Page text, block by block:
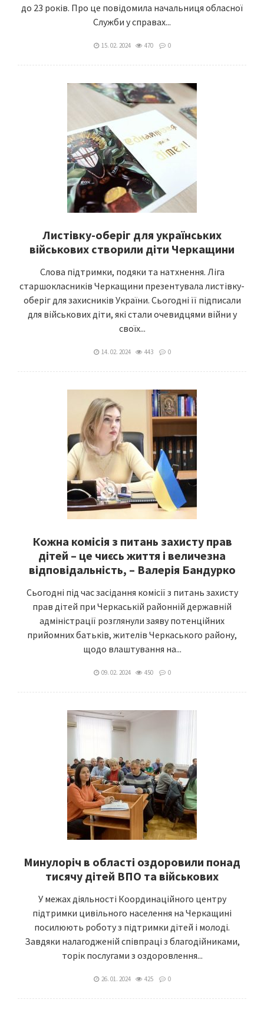
до 23 років. Про це повідомила начальниця обласної
Служби у справах...
15. 02. 2024 470 0
Листівку-оберіг для українських
військових створили діти Черкащини
Слова підтримки, подяки та натхнення. Ліга
старшокласників Черкащини презентувала листівку-
оберіг для захисників України. Сьогодні її підписали
для військових діти, які стали очевидцями війни у
своїх...
14. 02. 2024 443 0
Кожна комісія з питань захисту прав
дітей – це чиєсь життя і величезна
відповідальність, – Валерія Бандурко
Сьогодні під час засідання комісії з питань захисту
прав дітей при Черкаській районній державній
адміністрації розглянули заяву потенційних
прийомних батьків, жителів Черкаського району,
щодо влаштування на...
09. 02. 2024 450 0
Минулоріч в області оздоровили понад
тисячу дітей ВПО та військових
У межах діяльності Координаційного центру
підтримки цивільного населення на Черкащині
посилюють роботу з підтримки дітей і молоді.
Завдяки налагодженій співпраці з благодійниками,
торік послугами з оздоровлення...
26. 01. 2024 425 0